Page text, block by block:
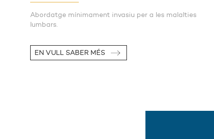
Abordatge mínimament invasiu per a les malalties
lumbars.
EN VULL SABER MÉS